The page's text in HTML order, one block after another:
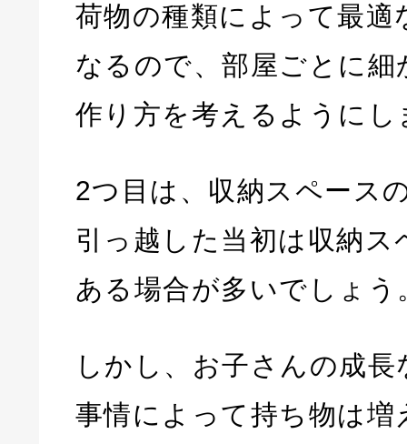
荷物の種類によって最適
なるので、部屋ごとに
作り方を考えるようにし
2つ目は、収納スペース
引っ越した当初は収納ス
ある場合が多いでしょう
しかし、お子さんの成
事情によって持ち物は増